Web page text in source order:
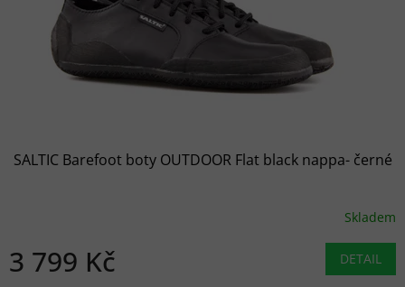
SALTIC Barefoot boty OUTDOOR Flat black nappa- černé
Skladem
3 799 Kč DETAIL